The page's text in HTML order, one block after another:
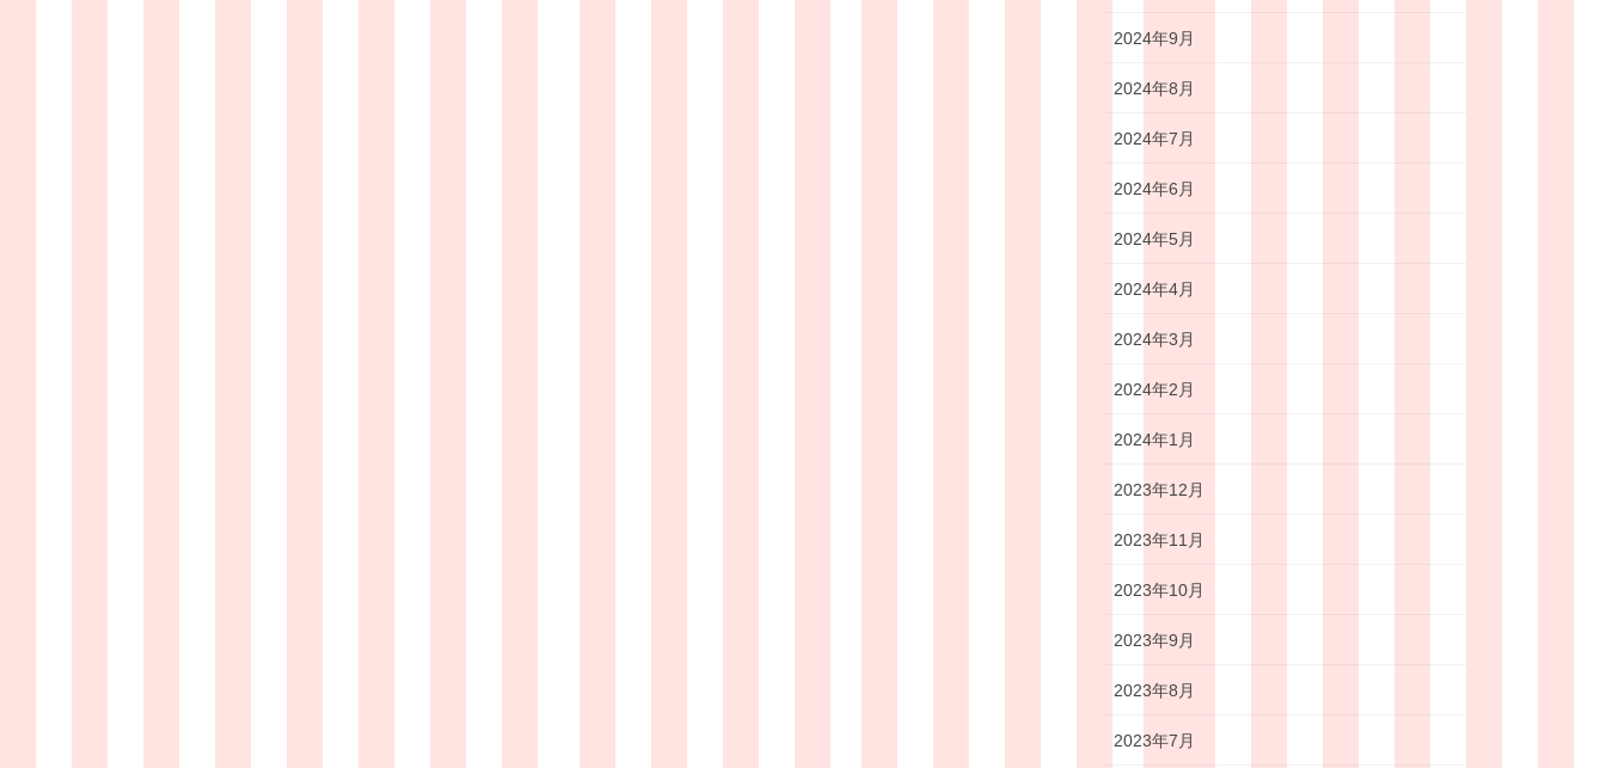
2024年9月
2024年8月
2024年7月
2024年6月
2024年5月
2024年4月
2024年3月
2024年2月
2024年1月
2023年12月
2023年11月
2023年10月
2023年9月
2023年8月
2023年7月